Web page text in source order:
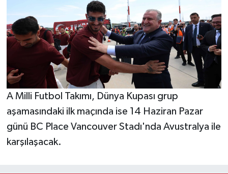
A Milli Futbol Takımı, Dünya Kupası grup
aşamasındaki ilk maçında ise 14 Haziran Pazar
günü BC Place Vancouver Stadı'nda Avustralya ile
karşılaşacak.